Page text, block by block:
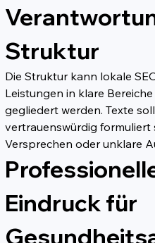
Struktur
Die Struktur kann lokale
Leistungen in klare
gegliedert werden. Texte
vertrauenswürdig formuliert
Versprechen oder unklare
Eindruck für